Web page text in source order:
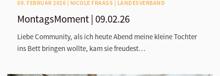
09. FEBRUAR 2026 | NICOLE FRAASS | LANDESVERBAND
MontagsMoment | 09.02.26
Liebe Community, als ich heute Abend meine kleine Tochter
ins Bett bringen wollte, kam sie freudest…